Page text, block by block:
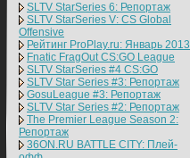
SLTV StarSeries 6: Репортаж
SLTV StarSeries V: CS Global
Offensive
Рейтинг ProPlay.ru: Январь 2013
Fnatic FragOut CS:GO League
SLTV StarSeries #4 CS:GO
SLTV Star Series #3: Репортаж
GosuLeague #3: Репортаж
SLTV Star Series #2: Репортаж
The Premier League Season 2:
Репортаж
36ON.RU BATTLE CITY: Плей-